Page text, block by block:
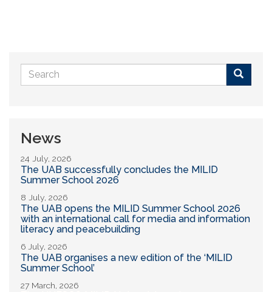
Search
form
News
24 July, 2026
The UAB successfully concludes the MILID
Summer School 2026
8 July, 2026
The UAB opens the MILID Summer School 2026
with an international call for media and information
literacy and peacebuilding
6 July, 2026
The UAB organises a new edition of the ‘MILID
Summer School’
27 March, 2026